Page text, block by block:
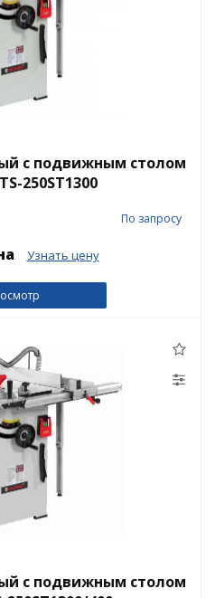
с подвижным столом
250ST1300
По запросу
Узнать цену
с подвижным столом